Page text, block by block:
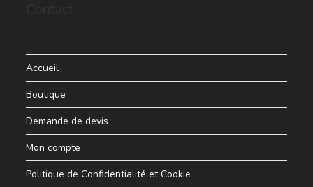
Accueil
Boutique
Demande de devis
Mon compte
Politique de Confidentialité et Cookie